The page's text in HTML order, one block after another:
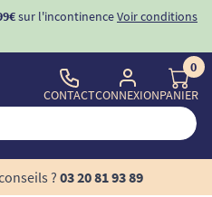
sur l'incontinenceVoir conditions
CONTACTCONNEXION
0
PANIER
? 03 20 81 93 89